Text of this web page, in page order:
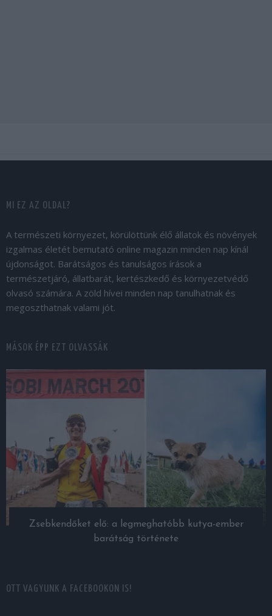
MI EZ AZ OLDAL?
A természeti környezet, körülöttünk élő állatok és növények
izgalmas életét bemutató online magazin minden nap kínál
újdonságot. Barátságos és tanulságos írások a
természetjáró, állatbarát, kertészkedő és környezetvédő
olvasó számára. A zöld hívei minden nap tanulhatnak és
megoszthatnak valami jót.
MÁSOK ÉPP EZT OLVASSÁK
Zsebkendőket elő: a legmeghatóbb kutya-ember
barátság története
OTT VAGYUNK A FACEBOOKON IS!